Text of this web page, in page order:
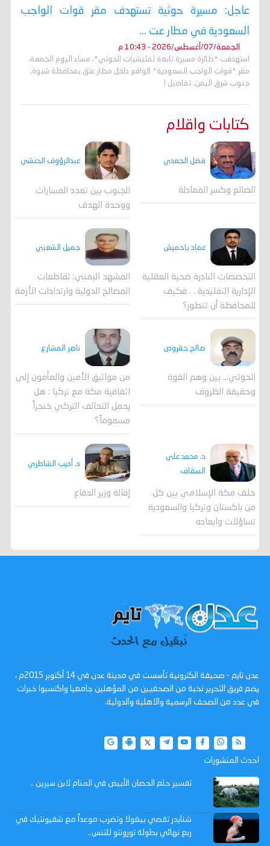
عاجل: مسيرة حوثية تستهدف مقر قوات الواجب
السعودية في مطار عت ...
الجمعة/07/أغسطس/2026 - 10:43 م
استهدفت *طائرة مسيرة تابعة لمليشيات الحوثي*، مساء اليوم الجمعة،
مقر *قوات الواجب السعودية* الواقع داخل مطار عتق بمحافظة شبوة،
جنوب شرق اليمن. تفاصيل ا
كتابات واقلام
فضل الجعدي
الضالع وكسر المعادلة
عبدالرؤوف الحنشي
الجنوب بين تعدد المسارات
ووحدة الهدف
عماد باحميش
التخصصات النادرة ضحية العقلية
الإدارية التقليدية . . فكيف
للمحافظة أن تتطور؟
جميل الشعبي
المشهد اليمني: تقاطعات
المصالح الدولية وارتدادات الأزمة
صالح حقروص
الحوثي... بين وهم القوة
وحقيقة الظروف
ناصر المشارع
من مواثيق الأمين والمأمون إلى
اتفاقية مكة مع تركيا : هل
يحمل التحالف التركي خنجراً
مسموماً؟
د. محمد علي
السقاف
حلف مكة الإسلامي بين كل
من باكستان وتركيا والسعودية
تساؤلات وابعاده
د. أديب الشاطري
إقالة وزير الدفاع
عدن تايم - صحيفة الكترونية تأسست في مدينة عدن في 14 أكتوبر 2015م ،
يضم فريق التحرير نخبة من الصحفيين من المؤهلين جامعيا واكتسبوا خبرات
في عدد من الصحف الرسمية والاهلية والدولية.
احدث المنشورات
تفسير حلم الحصان الأبيض في المنام لابن سيرين ..
شنايدر تقصي بيغولا وتضرب موعداً مع شفيونتيك في
ربع نهائي بطولة تورونتو للتنس..